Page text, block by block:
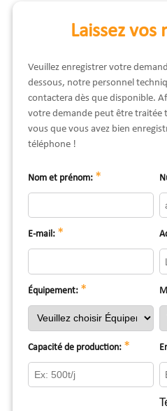
Laissez vos
Veuillez enregistrer votre
dessous, notre personnel
contactera dès que disponible.
votre demande peut être traitée
vous que vous avez bien
téléphone !
Nom et prénom: *
E-mail: *
Équipement: *
Capacité de production: *